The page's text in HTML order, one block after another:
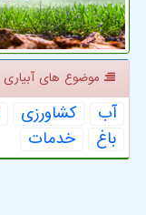
موضوع های آبیاری
آب كشاورزی
باغ
خدمات